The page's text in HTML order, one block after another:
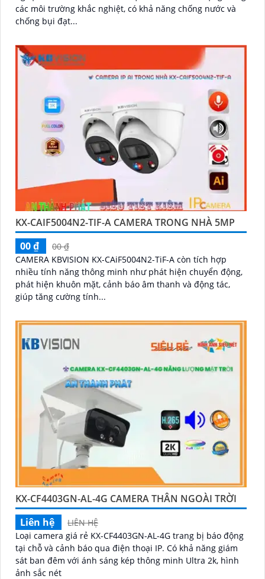
các môi trường khắc nghiệt, có khả năng chống nước và
chống bụi đạt...
KX-CAIF5004N2-TIF-A CAMERA TRONG NHÀ 5MP
00 ₫
00 ₫
CAMERA KBVISION KX-CAiF5004N2-TiF-A còn tích hợp
nhiều tính năng thông minh như phát hiện chuyển động,
phát hiện khuôn mặt, cảnh báo âm thanh và động tác,
giúp tăng cường tính...
KX-CF4403GN-AL-4G CAMERA THÂN NGOÀI TRỜI
Liên hệ
LIÊN HỆ
Loại camera giá rẻ KX-CF4403GN-AL-4G trang bị báo động
tại chỗ và cảnh báo qua điện thoại IP. Có khả năng giám
sát ban đêm với ánh sáng kép thông minh Ultra 2k, hình
ảnh sắc nét